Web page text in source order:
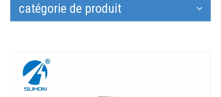
catégorie de produit